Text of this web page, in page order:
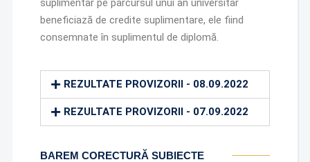
suplimentar pe parcursul unui an universitar
beneficiază de credite suplimentare, ele fiind
consemnate în suplimentul de diplomă.
REZULTATE PROVIZORII - 08.09.2022
REZULTATE PROVIZORII - 07.09.2022
BAREM CORECTURĂ SUBIECTE